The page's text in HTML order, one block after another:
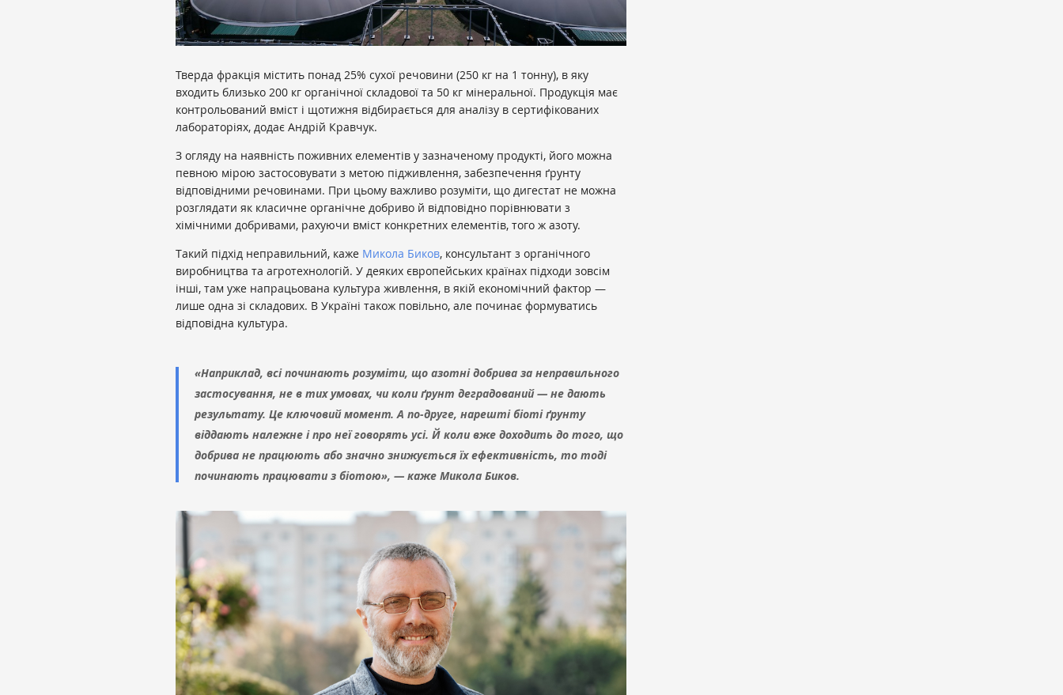
Тверда фракція містить понад 25% сухої речовини (250 кг на 1 тонну), в яку
входить близько 200 кг органічної складової та 50 кг мінеральної. Продукція має
контрольований вміст і щотижня відбирається для аналізу в сертифікованих
лабораторіях, додає Андрій Кравчук.
З огляду на наявність поживних елементів у зазначеному продукті, його можна
певною мірою застосовувати з метою підживлення, забезпечення ґрунту
відповідними речовинами. При цьому важливо розуміти, що дигестат не можна
розглядати як класичне органічне добриво й відповідно порівнювати з
хімічними добривами, рахуючи вміст конкретних елементів, того ж азоту.
Такий підхід неправильний, каже Микола Биков, консультант з органічного
виробництва та агротехнологій. У деяких європейських країнах підходи зовсім
інші, там уже напрацьована культура живлення, в якій економічний фактор —
лише одна зі складових. В Україні також повільно, але починає формуватись
відповідна культура.
«Наприклад, всі починають розуміти, що азотні добрива за неправильного
застосування, не в тих умовах, чи коли ґрунт деградований — не дають
результату. Це ключовий момент. А по-друге, нарешті біоті ґрунту
віддають належне і про неї говорять усі. Й коли вже доходить до того, що
добрива не працюють або значно знижується їх ефективність, то тоді
починають працювати з біотою», — каже Микола Биков.